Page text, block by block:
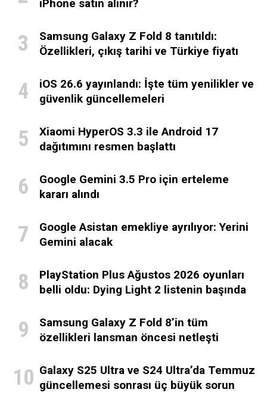
iPhone satın alınır?
Samsung Galaxy Z Fold 8 tanıtıldı:
Özellikleri, çıkış tarihi ve Türkiye fiyatı
iOS 26.6 yayınlandı: İşte tüm yenilikler ve
güvenlik güncellemeleri
Xiaomi HyperOS 3.3 ile Android 17
dağıtımını resmen başlattı
Google Gemini 3.5 Pro için erteleme
kararı alındı
Google Asistan emekliye ayrılıyor: Yerini
Gemini alacak
PlayStation Plus Ağustos 2026 oyunları
belli oldu: Dying Light 2 listenin başında
Samsung Galaxy Z Fold 8’in tüm
özellikleri lansman öncesi netleşti
Galaxy S25 Ultra ve S24 Ultra’da Temmuz
güncellemesi sonrası üç büyük sorun